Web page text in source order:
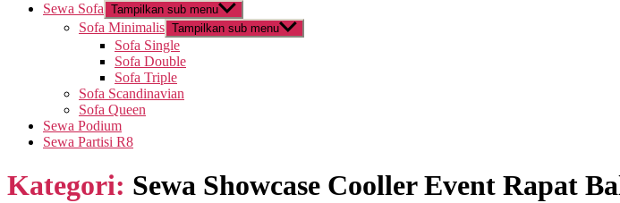
Sewa Sofa Tampilkan sub menu
Sofa Minimalis Tampilkan sub menu
Sofa Single
Sofa Double
Sofa Triple
Sofa Scandinavian
Sofa Queen
Sewa Podium
Sewa Partisi R8
Kategori: Sewa Showcase Cooller Event Rapat